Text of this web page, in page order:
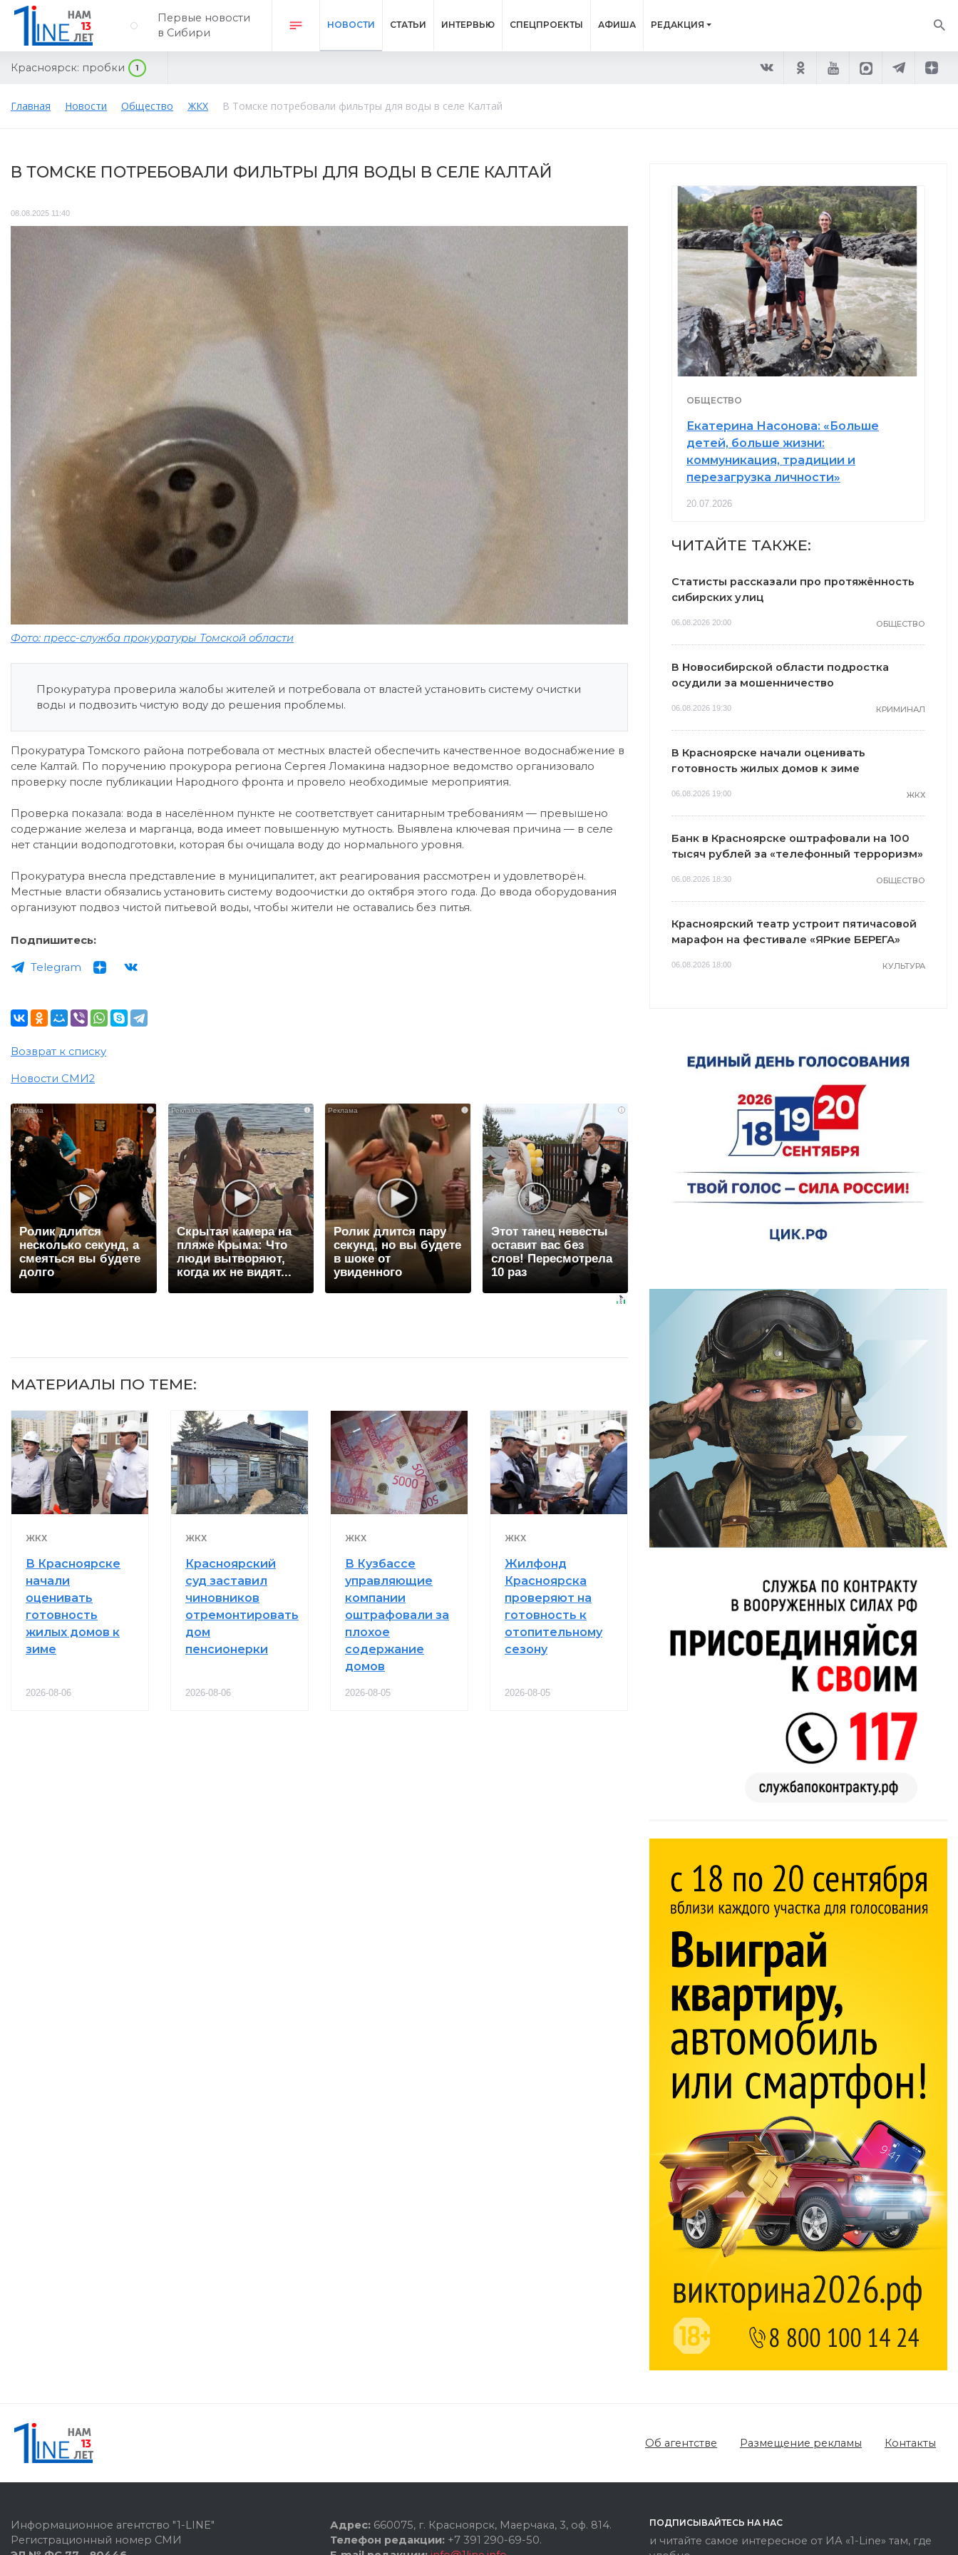
Первые новости
в Сибири
НОВОСТИ СТАТЬИ ИНТЕРВЬЮ СПЕЦПРОЕКТЫ АФИША РЕДАКЦИЯ
Красноярск: пробки 1
Главная Новости Общество ЖКХ В Томске потребовали фильтры для воды в селе Калтай
В ТОМСКЕ ПОТРЕБОВАЛИ ФИЛЬТРЫ ДЛЯ ВОДЫ В СЕЛЕ КАЛТАЙ
08.08.2025 11:40
Фото: пресс-служба прокуратуры Томской области
Прокуратура проверила жалобы жителей и потребовала от властей установить систему очистки
воды и подвозить чистую воду до решения проблемы.
Прокуратура Томского района потребовала от местных властей обеспечить качественное водоснабжение в
селе Калтай. По поручению прокурора региона Сергея Ломакина надзорное ведомство организовало
проверку после публикации Народного фронта и провело необходимые мероприятия.
Проверка показала: вода в населённом пункте не соответствует санитарным требованиям — превышено
содержание железа и марганца, вода имеет повышенную мутность. Выявлена ключевая причина — в селе
нет станции водоподготовки, которая бы очищала воду до нормального уровня.
Прокуратура внесла представление в муниципалитет, акт реагирования рассмотрен и удовлетворён.
Местные власти обязались установить систему водоочистки до октября этого года. До ввода оборудования
организуют подвоз чистой питьевой воды, чтобы жители не оставались без питья.
Подпишитесь:
Telegram
Возврат к списку
Новости СМИ2
i
Ролик длится
несколько секунд, а
смеяться вы будете
долго
i
Скрытая камера на
пляже Крыма: Что
люди вытворяют,
когда их не видят...
i
Ролик длится пару
секунд, но вы будете
в шоке от
увиденного
i
Этот танец невесты
оставит вас без
слов! Пересмотрела
10 раз
МАТЕРИАЛЫ ПО ТЕМЕ:
ЖКХ
В Красноярске
начали
оценивать
готовность
жилых домов к
зиме
2026-08-06
ЖКХ
Красноярский
суд заставил
чиновников
отремонтировать
дом
пенсионерки
2026-08-06
ЖКХ
В Кузбассе
управляющие
компании
оштрафовали за
плохое
содержание
домов
2026-08-05
ЖКХ
Жилфонд
Красноярска
проверяют на
готовность к
отопительному
сезону
2026-08-05
ОБЩЕСТВО
Екатерина Насонова: «Больше
детей, больше жизни:
коммуникация, традиции и
перезагрузка личности»
20.07.2026
ЧИТАЙТЕ ТАКЖЕ:
Статисты рассказали про протяжённость
сибирских улиц
06.08.2026 20:00 ОБЩЕСТВО
В Новосибирской области подростка
осудили за мошенничество
06.08.2026 19:30 КРИМИНАЛ
В Красноярске начали оценивать
готовность жилых домов к зиме
06.08.2026 19:00 ЖКХ
Банк в Красноярске оштрафовали на 100
тысяч рублей за «телефонный терроризм»
06.08.2026 18:30 ОБЩЕСТВО
Красноярский театр устроит пятичасовой
марафон на фестивале «ЯРкие БЕРЕГА»
06.08.2026 18:00 КУЛЬТУРА
Об агентстве Размещение рекламы Контакты
Информационное агентство "1-LINE"
Регистрационный номер СМИ
Адрес: 660075, г. Красноярск, Маерчака, 3, оф. 814.
Телефон редакции: +7 391 290-69-50.
ПОДПИСЫВАЙТЕСЬ НА НАС
и читайте самое интересное от ИА «1-Line» там, где